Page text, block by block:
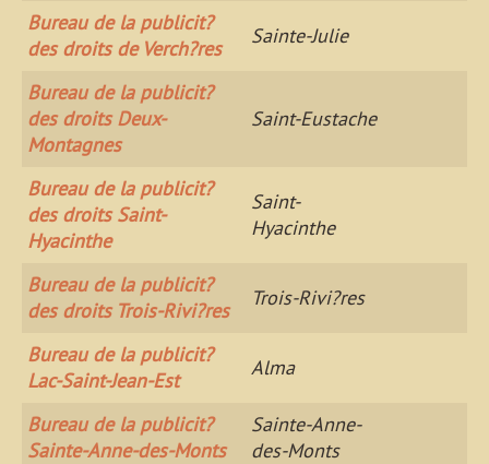
Bureau de la publicit?
des droits de Verch?res
Sainte-Julie
Bureau de la publicit?
des droits Deux-
Montagnes
Saint-Eustache
Bureau de la publicit?
des droits Saint-
Hyacinthe
Saint-
Hyacinthe
Bureau de la publicit?
des droits Trois-Rivi?res
Trois-Rivi?res
Bureau de la publicit?
Lac-Saint-Jean-Est
Alma
Bureau de la publicit?
Sainte-Anne-des-Monts
Sainte-Anne-
des-Monts